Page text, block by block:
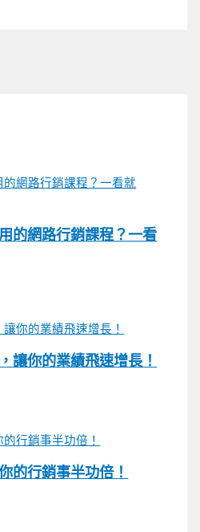
的網路行銷課程？一看
讓你的業績飛速增長！
的行銷事半功倍！